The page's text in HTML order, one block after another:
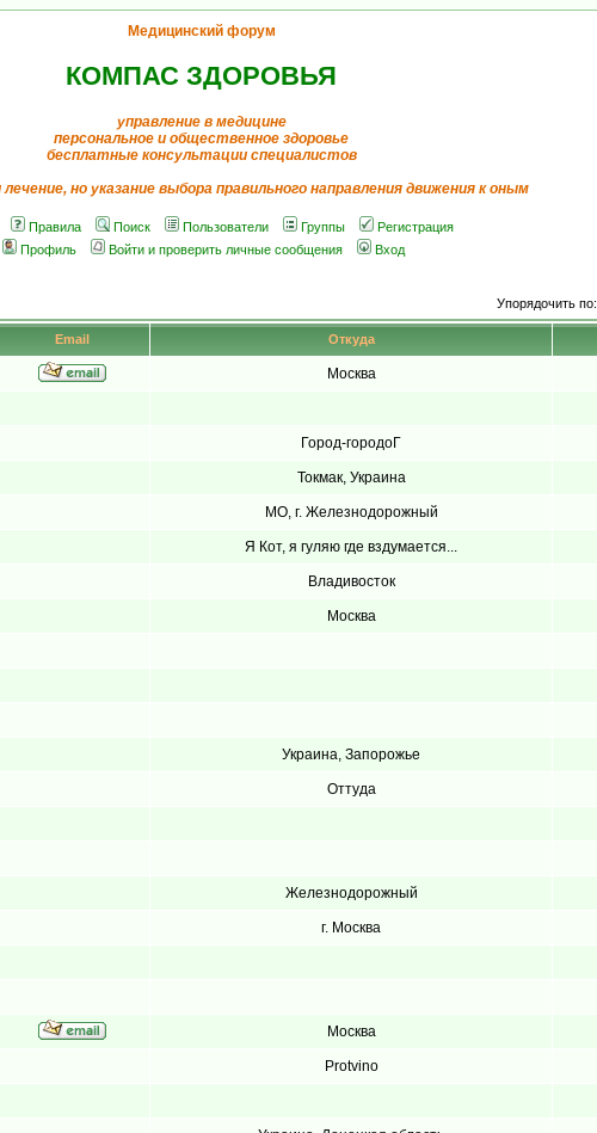
Медицинский форум
КОМПАС ЗДОРОВЬЯ
управление в медицине
персональное и общественное здоровье
бесплатные консультации специалистов
но указание выбора правильного направления движения к оным
Правила Поиск Пользователи Группы
Регистрация
Профиль
Войти и проверить личные сообщения Вход
Упорядочить по:
Email Откуда
Москва
Город-городоГ
Токмак, Украина
МО, г. Железнодорожный
Я Кот, я гуляю где вздумается...
Владивосток
Москва
Украина, Запорожье
Оттуда
Железнодорожный
г. Москва
Москва
Protvino